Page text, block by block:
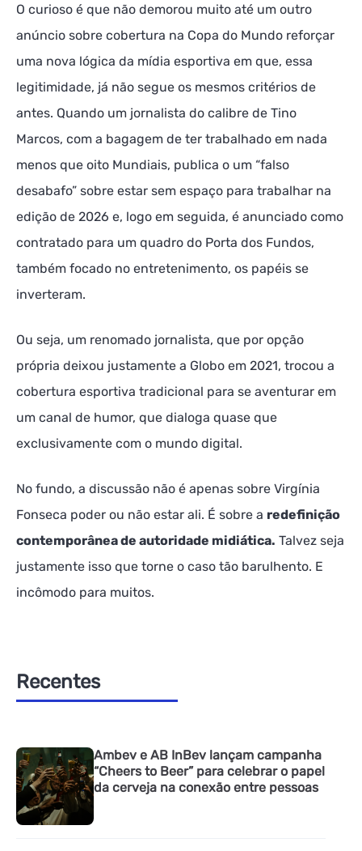
O curioso é que não demorou muito até um outro
anúncio sobre cobertura na Copa do Mundo reforçar
uma nova lógica da mídia esportiva em que, essa
legitimidade, já não segue os mesmos critérios de
antes. Quando um jornalista do calibre de Tino
Marcos, com a bagagem de ter trabalhado em nada
menos que oito Mundiais, publica o um “falso
desabafo” sobre estar sem espaço para trabalhar na
edição de 2026 e, logo em seguida, é anunciado como
contratado para um quadro do Porta dos Fundos,
também focado no entretenimento, os papéis se
inverteram.
Ou seja, um renomado jornalista, que por opção
própria deixou justamente a Globo em 2021, trocou a
cobertura esportiva tradicional para se aventurar em
um canal de humor, que dialoga quase que
exclusivamente com o mundo digital.
No fundo, a discussão não é apenas sobre Virgínia
Fonseca poder ou não estar ali. É sobre a redefinição
contemporânea de autoridade midiática. Talvez seja
justamente isso que torne o caso tão barulhento. E
incômodo para muitos.
Recentes
Ambev e AB InBev lançam campanha
“Cheers to Beer” para celebrar o papel
da cerveja na conexão entre pessoas